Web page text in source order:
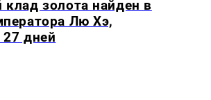
золота найден в
Лю Хэ,
дней